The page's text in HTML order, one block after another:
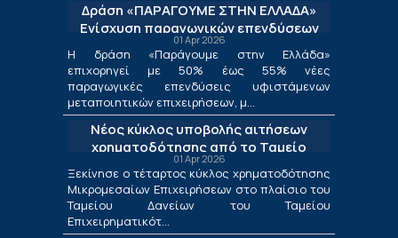
Δράση «ΠΑΡΑΓΟΥΜΕ ΣΤΗΝ ΕΛΛΑΔΑ»
Ενίσχυση παραγωγικών επενδύσεων
μεταποίησης
01 Apr 2026
Η δράση «Παράγουμε στην Ελλάδα»
επιχορηγεί με 50% έως 55% νέες
παραγωγικές επενδύσεις υφιστάμενων
μεταποιητικών επιχειρήσεων, μ...
Νέος κύκλος υποβολής αιτήσεων
χρηματοδότησης από το Ταμείο
Δανείων του ΤΕΠΙΧ ΙΙΙ
01 Apr 2026
Ξεκίνησε ο τέταρτος κύκλος χρηματοδότησης
Μικρομεσαίων Επιχειρήσεων στο πλαίσιο του
Ταμείου Δανείων του Ταμείου
Επιχειρηματικότ...